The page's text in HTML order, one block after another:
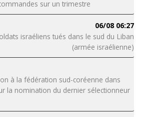
sur un trimestre
06/08 06:27
israéliens tués dans le sud du Liban
(armée israélienne)
à la fédération sud-coréenne dans
la nomination du dernier sélectionneur